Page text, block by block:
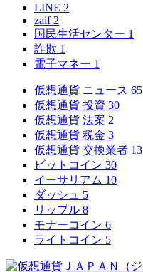
LINE 2
zaif 2
国民生活センター 1
詐欺 1
電子マネー 1
仮想通貨 ニュース 65
仮想通貨 投資 30
仮想通貨 法案 2
仮想通貨 税金 3
仮想通貨 交換業者 13
ビットコイン 30
イーサリアム 10
ダッシュ 5
リップル 8
モナーコイン 6
ライトコイン 5